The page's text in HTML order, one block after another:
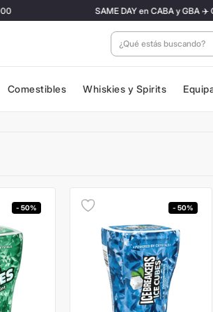
SAME DAY en CABA y GBA ✈️
¿Qué estás
Comestibles Whiskies y Spirits
- 50% - 50%